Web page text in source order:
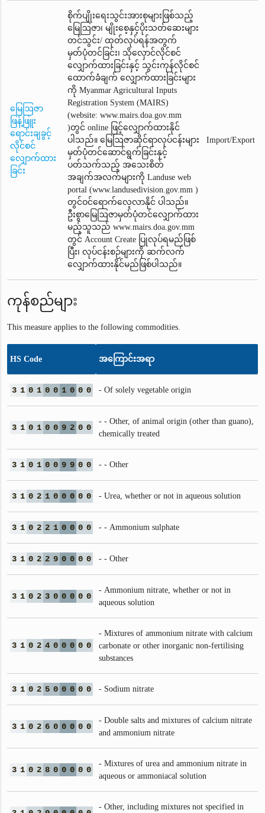
မြေဩဇာ
ဖြန့်ဖြူး
ရောင်းချခွင့်
လိုင်စင်
လျှောက်ထား
ခြင်း
စိုက်ပျိုးရေးသွင်းအားစုများဖြစ်သည့်
မြေဩဇာ၊ မျိုးစေ့နှင့်ပိုးသတ်ဆေးများ
တင်သွင်း/ ထုတ်လုပ်ရန်အတွက်
မှတ်ပုံတင်ခြင်း၊ သိုလှောင်လိုင်စင်
လျှောက်ထားခြင်းနှင့် သွင်းကုန်လိုင်စင်
ထောက်ခံချက်‌ လျှောက်ထားခြင်းများ
ကို Myanmar Agricultural Inputs
Registration System (MAIRS)
(website: www.mairs.doa.gov.mm
)တွင် online ဖြင့်လျှောက်ထားနိုင်
ပါသည်။ မြေဩဇာဆိုင်ရာလုပ်ငန်းများ
မှတ်ပုံတင်ဆောင်ရွက်ခြင်းနှင့်
ပတ်သက်သည့် အသေးစိတ်
အချက်အလက်များကို Landuse web
portal (www.landusedivision.gov.mm )
တွင်ဝင်ရောက်လေ့လာနိုင် ပါသည်။
ဦးစွာမြေဩဇာမှတ်ပုံတင်‌လျှောက်ထား
မည့်သူသည် www.mairs.doa.gov.mm
တွင် Account Create ပြုလုပ်ရမည်ဖြစ်
ပြီး၊ လုပ်ငန်းစဉ်များကို ဆက်လက်
လျှောက်ထားနိုင်မည်ဖြစ်ပါသည်။
Import/Export
ကုန်စည်များ
This measure applies to the following commodities.
HS Code အကြောင်းအရာ
3 1 0 1 0 0 1 0 0 0 - Of solely vegetable origin
3 1 0 1 0 0 9 2 0 0
- - Other, of animal origin (other than guano),
chemically treated
3 1 0 1 0 0 9 9 0 0 - - Other
3 1 0 2 1 0 0 0 0 0 - Urea, whether or not in aqueous solution
3 1 0 2 2 1 0 0 0 0 - - Ammonium sulphate
3 1 0 2 2 9 0 0 0 0 - - Other
3 1 0 2 3 0 0 0 0 0
- Ammonium nitrate, whether or not in
aqueous solution
3 1 0 2 4 0 0 0 0 0
- Mixtures of ammonium nitrate with calcium
carbonate or other inorganic non-fertilising
substances
3 1 0 2 5 0 0 0 0 0 - Sodium nitrate
3 1 0 2 6 0 0 0 0 0
- Double salts and mixtures of calcium nitrate
and ammonium nitrate
3 1 0 2 8 0 0 0 0 0
- Mixtures of urea and ammonium nitrate in
aqueous or ammoniacal solution
- Other, including mixtures not specified in